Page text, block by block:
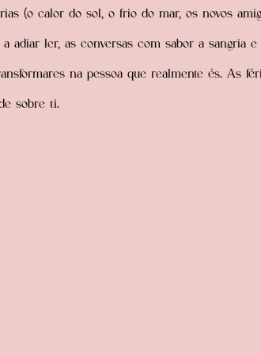
(o calor do sol, o frio do mar, os novos
adiar ler, as conversas com sabor a sangria e
na pessoa que realmente és. As
sobre ti.